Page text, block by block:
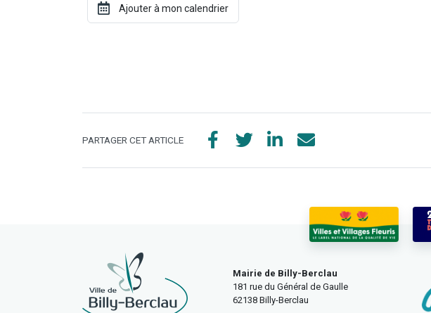
PARTAGER CET ARTICLE
Mairie de Billy-Berclau
181 rue du Général de Gaulle
62138 Billy-Berclau